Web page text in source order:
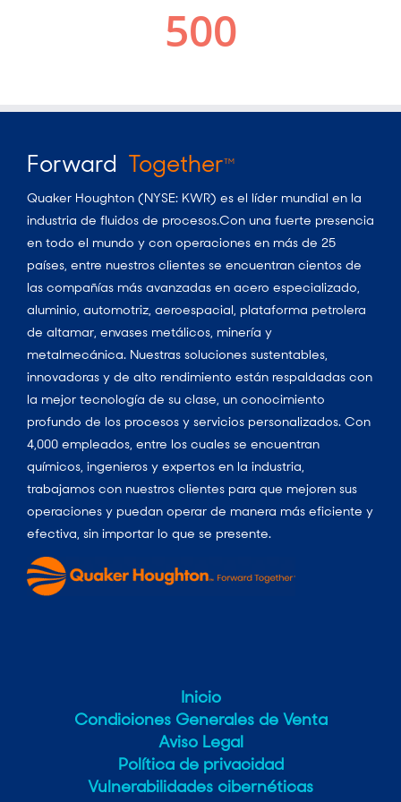
Forward TogetherTM
Quaker Houghton (NYSE: KWR) es el líder mundial en la
industria de fluidos de procesos.Con una fuerte presencia
en todo el mundo y con operaciones en más de 25
países, entre nuestros clientes se encuentran cientos de
las compañías más avanzadas en acero especializado,
aluminio, automotriz, aeroespacial, plataforma petrolera
de altamar, envases metálicos, minería y
metalmecánica. Nuestras soluciones sustentables,
innovadoras y de alto rendimiento están respaldadas con
la mejor tecnología de su clase, un conocimiento
profundo de los procesos y servicios personalizados. Con
4,000 empleados, entre los cuales se encuentran
químicos, ingenieros y expertos en la industria,
trabajamos con nuestros clientes para que mejoren sus
operaciones y puedan operar de manera más eficiente y
efectiva, sin importar lo que se presente.
Inicio
Condiciones Generales de Venta
Aviso Legal
Política de privacidad
Vulnerabilidades cibernéticas